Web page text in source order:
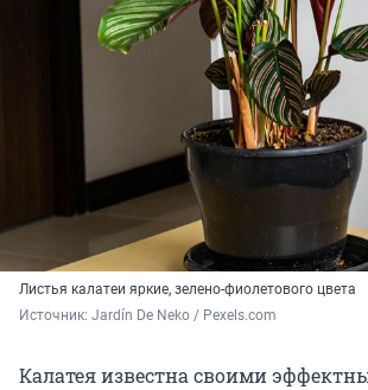
Листья калатеи яркие, зелено-фиолетового цвета
Источник: Jardín De Neko / Pexels.com
Калатея известна своими